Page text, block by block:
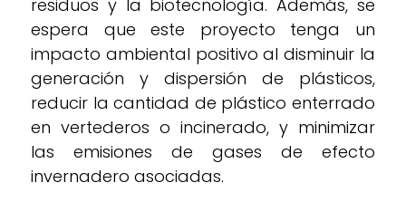
residuos y la biotecnología. Además, se
espera que este proyecto tenga un
impacto ambiental positivo al disminuir la
generación y dispersión de plásticos,
reducir la cantidad de plástico enterrado
en vertederos o incinerado, y minimizar
las emisiones de gases de efecto
invernadero asociadas.